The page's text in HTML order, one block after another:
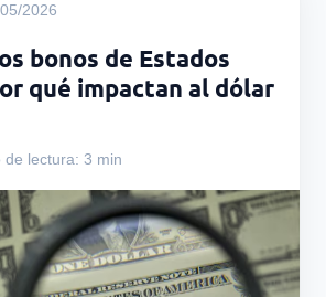
2026
bonos de Estados
qué impactan al dólar
de lectura: 3 min